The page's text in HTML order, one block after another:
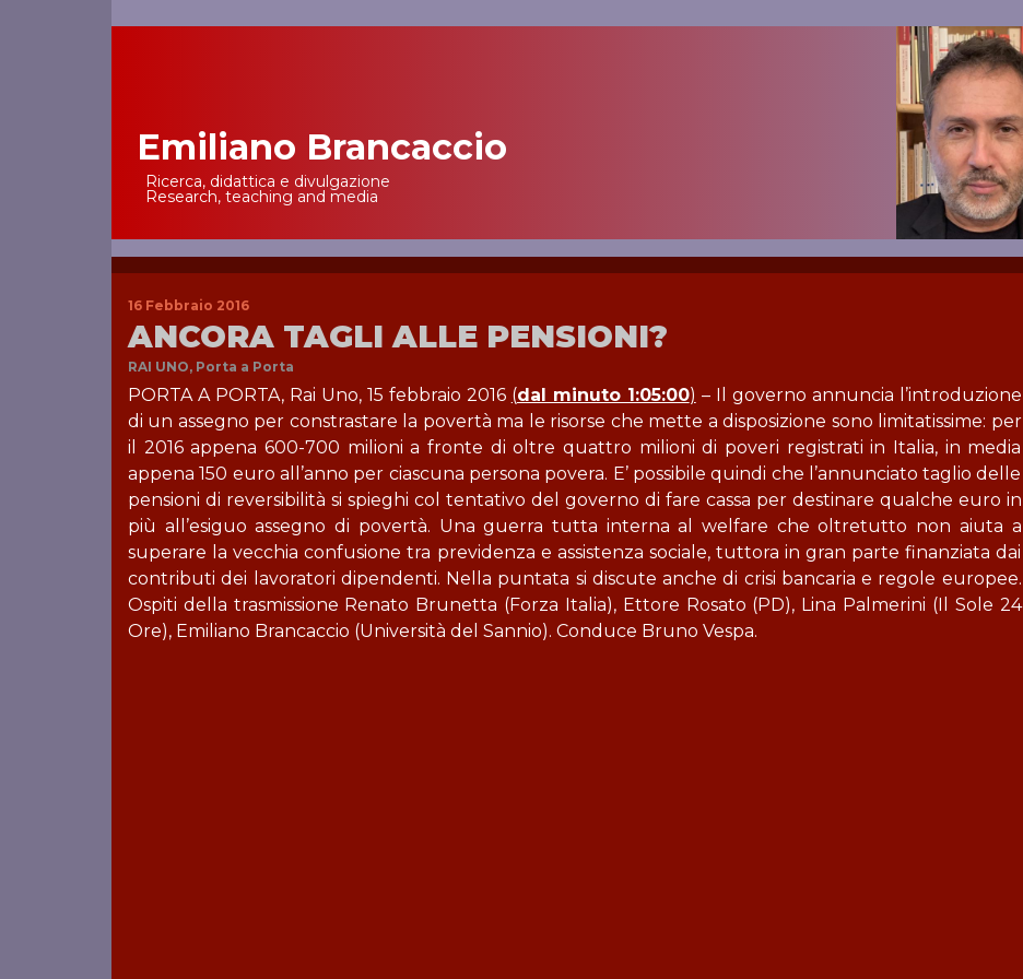
Main NavigationEmiliano Brancaccio
Ricerca, didattica e divulgazione
Research, teaching and media
16 Febbraio 2016
ANCORA TAGLI ALLE PENSIONI?
RAI UNO, Porta a Porta
PORTA A PORTA, Rai Uno, 15 febbraio 2016 (dal minuto 1:05:00) – Il governo annuncia l’introduzione
di un assegno per constrastare la povertà ma le risorse che mette a disposizione sono limitatissime: per
il 2016 appena 600-700 milioni a fronte di oltre quattro milioni di poveri registrati in Italia, in media
appena 150 euro all’anno per ciascuna persona povera. E’ possibile quindi che l’annunciato taglio delle
pensioni di reversibilità si spieghi col tentativo del governo di fare cassa per destinare qualche euro in
più all’esiguo assegno di povertà. Una guerra tutta interna al welfare che oltretutto non aiuta a
superare la vecchia confusione tra previdenza e assistenza sociale, tuttora in gran parte finanziata dai
contributi dei lavoratori dipendenti. Nella puntata si discute anche di crisi bancaria e regole europee.
Ospiti della trasmissione Renato Brunetta (Forza Italia), Ettore Rosato (PD), Lina Palmerini (Il Sole 24
Ore), Emiliano Brancaccio (Università del Sannio). Conduce Bruno Vespa.